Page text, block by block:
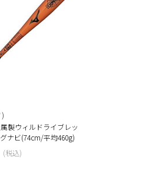
製ウィルドライブレッ
ナビ(74cm/平均460g)
(税込)